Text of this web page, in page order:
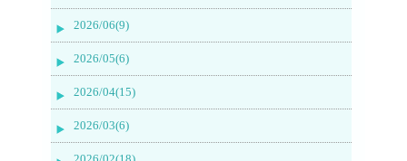
2026/06(9)
2026/05(6)
2026/04(15)
2026/03(6)